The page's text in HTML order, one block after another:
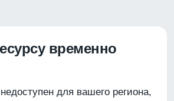
временно
для вашего региона,